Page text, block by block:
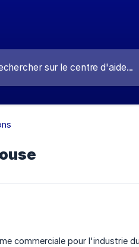
commerciale pour l'industrie